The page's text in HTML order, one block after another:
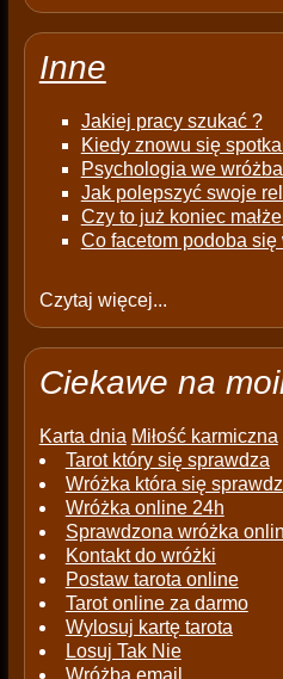
Inne
Jakiej pracy szukać ?
Kiedy znowu się
Psychologia we
Jak polepszyć swoje
Czy to już koniec
Co facetom podoba się
Czytaj więcej...
Ciekawe na
Karta dnia Miłość karmiczna
Tarot który się sprawdza
Wróżka która się
Wróżka online 24h
Sprawdzona wróżka
Kontakt do wróżki
Postaw tarota online
Tarot online za darmo
Wylosuj kartę tarota
Losuj Tak Nie
Wróżba email